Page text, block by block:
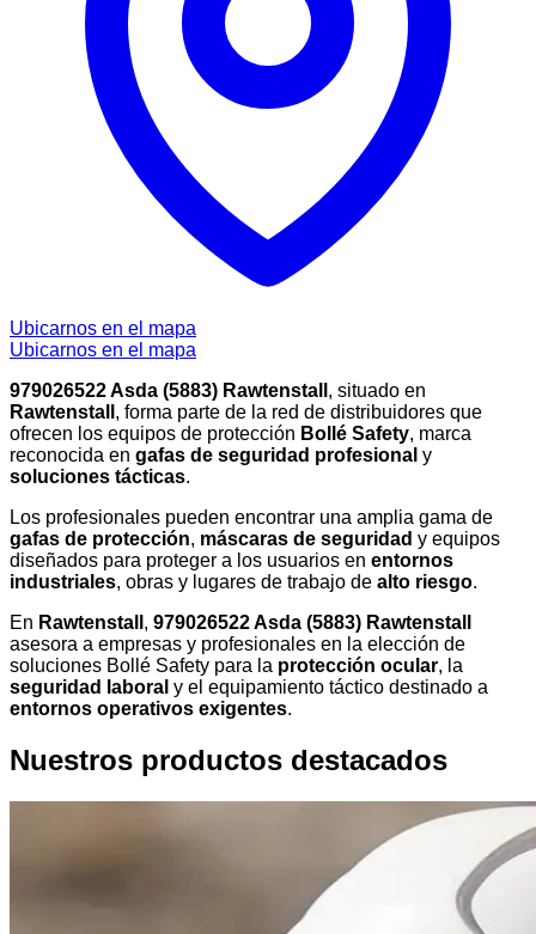
Ubicarnos en el mapa
Ubicarnos en el mapa
979026522 Asda (5883) Rawtenstall , situado en
Rawtenstall , forma parte de la red de distribuidores que
ofrecen los equipos de protección Bollé Safety, marca
reconocida en gafas de seguridad profesional y
soluciones tácticas.
Los profesionales pueden encontrar una amplia gama de
gafas de protección, máscaras de seguridad y equipos
diseñados para proteger a los usuarios en entornos
industriales, obras y lugares de trabajo de alto riesgo.
En Rawtenstall , 979026522 Asda (5883) Rawtenstall
asesora a empresas y profesionales en la elección de
soluciones Bollé Safety para la protección ocular, la
seguridad laboral y el equipamiento táctico destinado a
entornos operativos exigentes.
Nuestros productos destacados